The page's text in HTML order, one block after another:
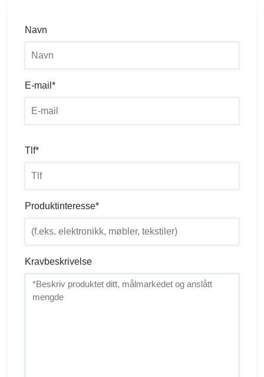
Navn
E-mail*
Tlf*
Produktinteresse*
Kravbeskrivelse